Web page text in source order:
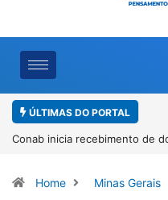
ÚLTIMAS DO PORTAL
Conab inicia recebimento de
Home Minas Gerais